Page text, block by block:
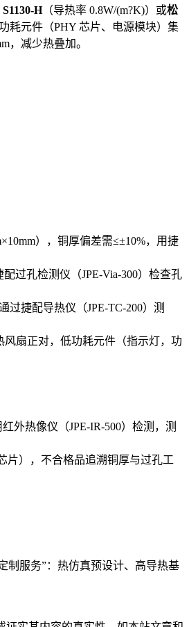
H（导热率 0.8W/(m?K)）或松
耗元件（PHY 芯片、电源模块）集
，减少热叠加。
），铜厚偏差需≤±10%，用捷
过孔检测仪（JPE-Via-300）检查孔
过捷配导热仪（JPE-TC-200）测
风扇正对，低功耗元件（指示灯，功
热像仪（JPE-IR-500）检测，测
片），不合格品追溯铜厚与过孔工
制服务”：热仿真预设计、高导热基